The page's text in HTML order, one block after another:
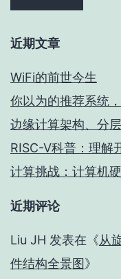
近期文章
WiFi的前世今生
你以为的推荐系统
边缘计算架构、分
RISC-V科普：理解
计算挑战：计算机
近期评论
Liu JH 发表在《从
件结构全景图》